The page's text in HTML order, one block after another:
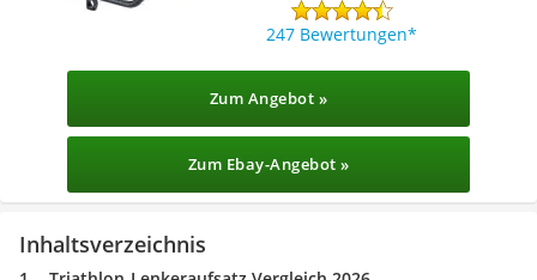
247 Bewertungen
Zum Angebot »
Zum Ebay-Angebot »
Inhaltsverzeichnis